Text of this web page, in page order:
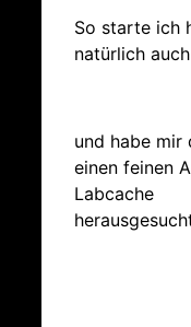
So starte ich
natürlich
und habe mir
einen feinen
Labcache